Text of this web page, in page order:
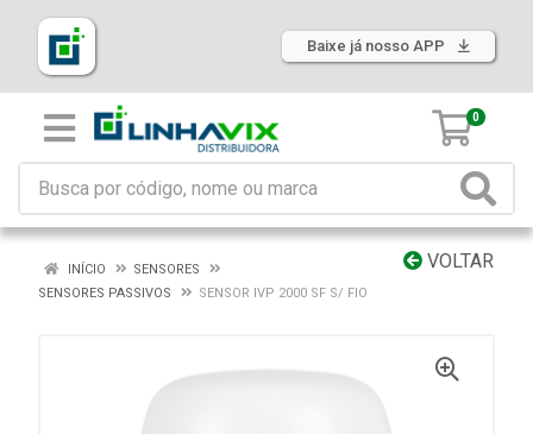
Baixe já nosso APP
0
VOLTAR
INÍCIO
SENSORES
SENSORES PASSIVOS
SENSOR IVP 2000 SF S/ FIO